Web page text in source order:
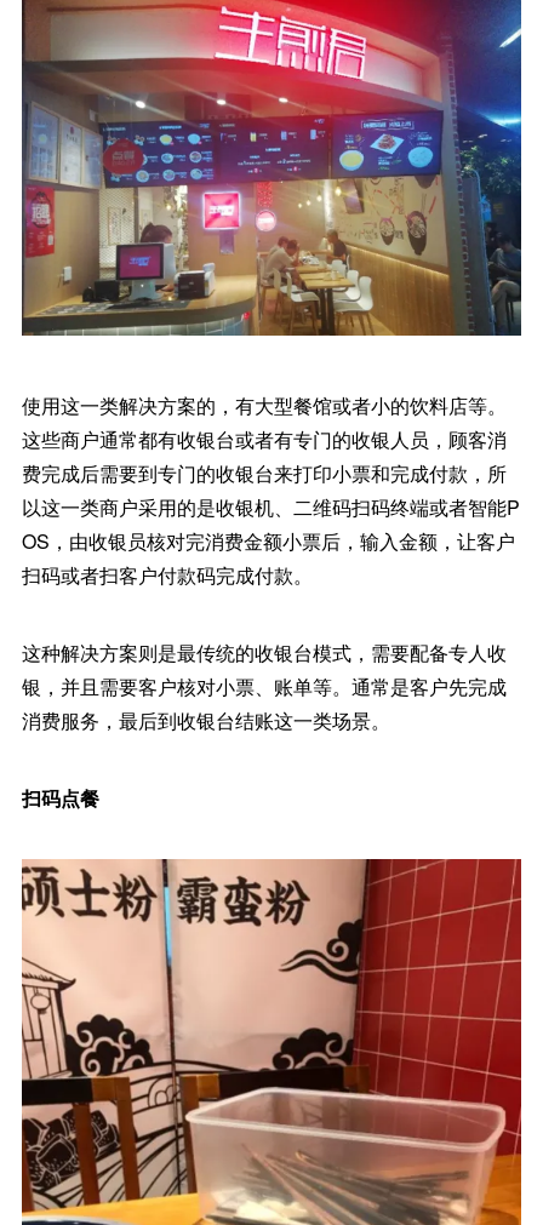
使用这一类解决方案的，有大型餐馆或者小的饮料店等。
这些商户通常都有收银台或者有专门的收银人员，顾客消
费完成后需要到专门的收银台来打印小票和完成付款，所
以这一类商户采用的是收银机、二维码扫码终端或者智能P
OS，由收银员核对完消费金额小票后，输入金额，让客户
扫码或者扫客户付款码完成付款。
这种解决方案则是最传统的收银台模式，需要配备专人收
银，并且需要客户核对小票、账单等。通常是客户先完成
消费服务，最后到收银台结账这一类场景。
扫码点餐